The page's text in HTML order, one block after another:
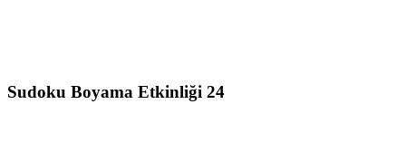
Sudoku Boyama Etkinliği 24